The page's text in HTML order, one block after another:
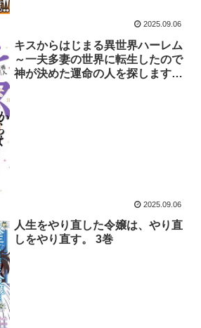
2025.09.06
キスからはじまる異世界ハーレム
～一夫多妻の世界に転生したので
神が決めた運命の人を探します 3
2025.09.06
人生をやり直した令嬢は、やり直
しをやり直す。 3巻